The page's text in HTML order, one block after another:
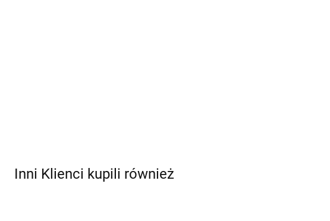
Inni Klienci kupili również